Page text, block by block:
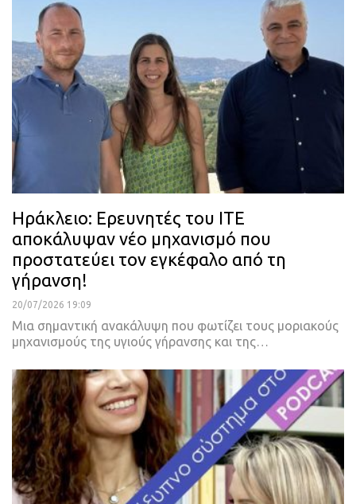
Ηράκλειο: Ερευνητές του ΙΤΕ
αποκάλυψαν νέο μηχανισμό που
προστατεύει τον εγκέφαλο από τη
γήρανση!
20/07/2026 19:09
Μια σημαντική ανακάλυψη που φωτίζει τους μοριακούς
μηχανισμούς της υγιούς γήρανσης και της…